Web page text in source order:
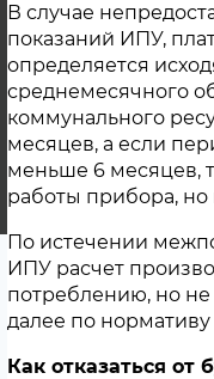
В случае
показаний ИПУ,
определяется
среднемесячного
коммунального
месяцев, а если
меньше 6 месяцев,
работы прибора,
По истечении
ИПУ расчет
потреблению, но не
далее по
Как отказаться от